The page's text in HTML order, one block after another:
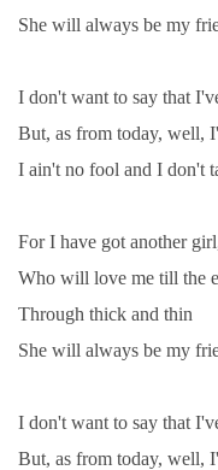
She will always be my
I don't want to say that
But, as from today, well,
I ain't no fool and I don't
For I have got another
Who will love me till the
Through thick and thin
She will always be my
I don't want to say that
But, as from today, well,